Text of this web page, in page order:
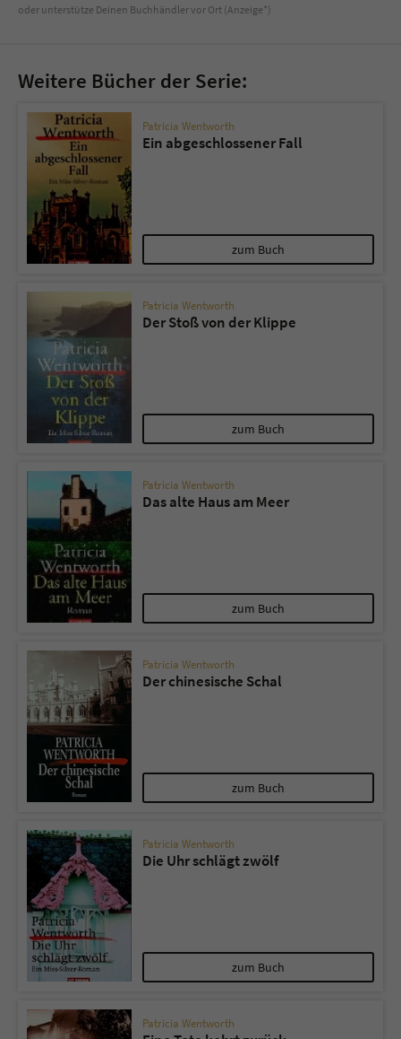
oder unterstütze Deinen Buchhändler vor Ort (Anzeige*)
Weitere Bücher der Serie:
Patricia Wentworth
Ein abgeschlossener Fall
zum Buch
Patricia Wentworth
Der Stoß von der Klippe
zum Buch
Patricia Wentworth
Das alte Haus am Meer
zum Buch
Patricia Wentworth
Der chinesische Schal
zum Buch
Patricia Wentworth
Die Uhr schlägt zwölf
zum Buch
Patricia Wentworth